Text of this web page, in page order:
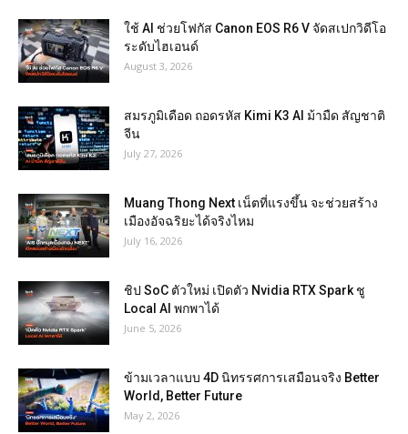
ใช้ AI ช่วยโฟกัส Canon EOS R6 V จัดสเปกวิดีโอ
ระดับไฮเอนด์
August 3, 2026
สมรภูมิเดือด ถอดรหัส Kimi K3 AI ม้ามืด สัญชาติ
จีน
July 27, 2026
Muang Thong Next เน็ตที่แรงขึ้น จะช่วยสร้าง
เมืองอัจฉริยะได้จริงไหม
July 16, 2026
ชิป SoC ตัวใหม่ เปิดตัว Nvidia RTX Spark ชู
Local AI พกพาได้
June 5, 2026
ข้ามเวลาแบบ 4D นิทรรศการเสมือนจริง Better
World, Better Future
May 2, 2026